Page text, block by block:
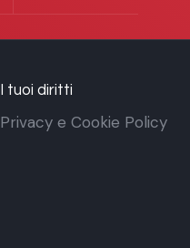
I tuoi diritti
Privacy e Cookie Policy